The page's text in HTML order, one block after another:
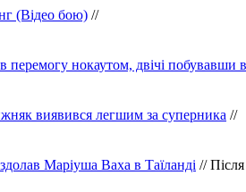
(Відео бою) //
перемогу нокаутом, двічі побувавши
виявився легшим за суперника //
Маріуша Ваха в Таїланді //